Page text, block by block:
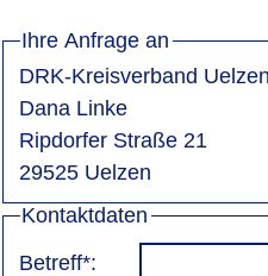
Ihre Anfrage an
DRK-Kreisverband
Dana Linke
Ripdorfer Straße 21
29525 Uelzen
Kontaktdaten
Betreff*: